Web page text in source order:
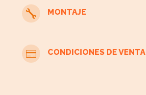
 MONTAJE
 CONDICIONES DE VENTA